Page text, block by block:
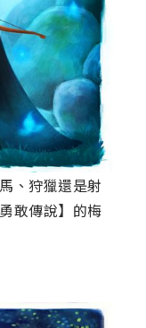
、狩獵還是射
敢傳說】的梅